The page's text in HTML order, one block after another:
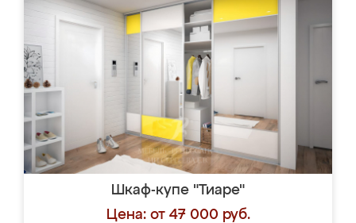
Шкаф-купе "Тиаре"
Цена: от 47 000 руб.